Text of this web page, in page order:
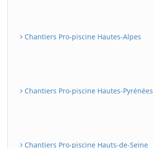
Chantiers Pro-piscine Hautes-Alpes
Chantiers Pro-piscine Hautes-Pyrénées
Chantiers Pro-piscine Hauts-de-Seine